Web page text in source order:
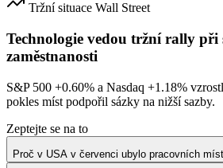
Tržní situace Wall Street
Technologie vedou tržní rally při
zaměstnanosti
S&P 500 +0.60% a Nasdaq +1.18%
pokles míst podpořil sázky na nižší sazby.
Zeptejte se na to
Proč v USA v červenci ubylo pracovních